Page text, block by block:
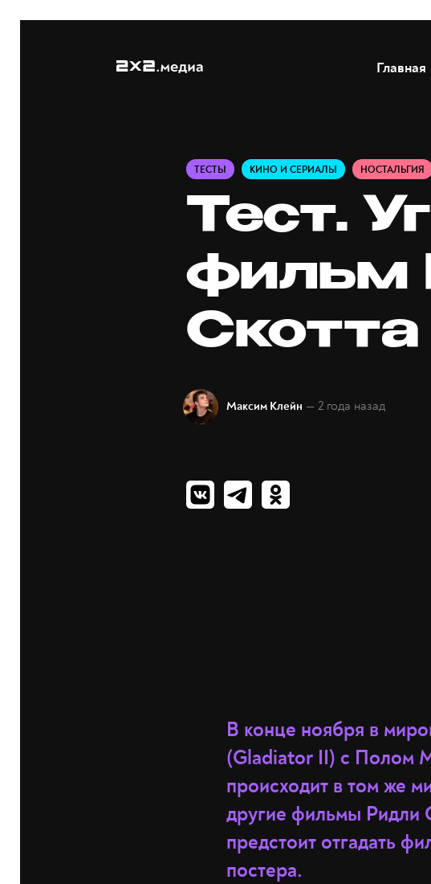
Главная
ТЕСТЫ КИНО И СЕРИАЛЫ НОСТАЛЬГИЯ
Тест.
фильм
Скотта
Максим Клейн — 2 года назад
В конце ноября в
(Gladiator II) с Полом
происходит в том же
другие фильмы Ридли
предстоит отгадать
постера.